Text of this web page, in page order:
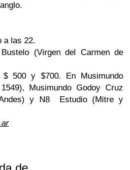
a las 22.
(Virgen del Carmen de
$ 500 y $700. En Musimundo
Musimundo Godoy Cruz
y N8 Estudio (Mitre y